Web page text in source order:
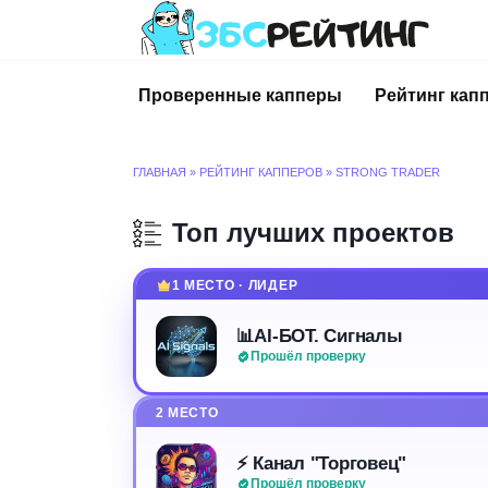
Проверенные капперы
Рейтинг
ГЛАВНАЯ » РЕЙТИНГ КАППЕРОВ » STRONG TRADER
Топ лучших проектов
1 МЕСТО · ЛИДЕР
📊AI-БОТ. Сигналы
Прошёл проверку
2 МЕСТО
⚡️ Канал "Торговец"
Прошёл проверку